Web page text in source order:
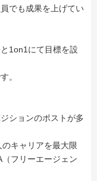
でも成果を上げてい
1on1にて目標を設
。
ションのポストが多
のキャリアを最大限
フリーエージェン